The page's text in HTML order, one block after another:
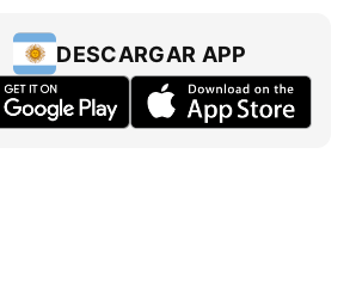
DESCARGAR APP